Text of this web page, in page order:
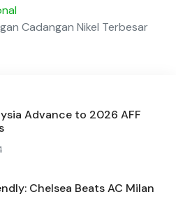
Cadangan Nikel Terbesar
Advance to 2026 AFF
Chelsea Beats AC Milan